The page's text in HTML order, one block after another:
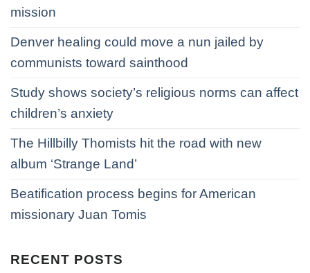
mission
Denver healing could move a nun jailed by
communists toward sainthood
Study shows society’s religious norms can affect
children’s anxiety
The Hillbilly Thomists hit the road with new
album ‘Strange Land’
Beatification process begins for American
missionary Juan Tomis
RECENT POSTS